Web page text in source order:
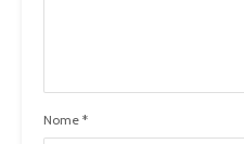
Nome *